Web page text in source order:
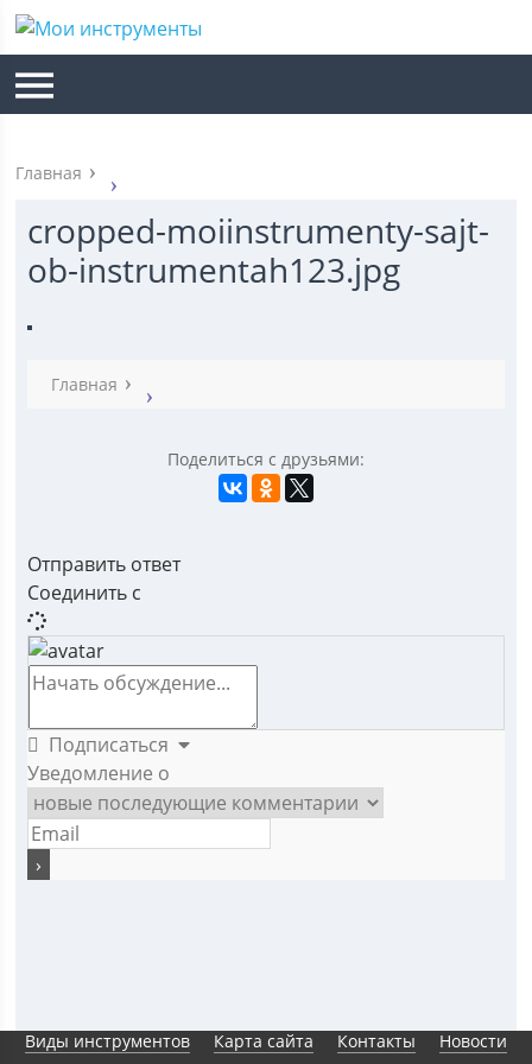
Главная
cropped-moiinstrumenty-sajt-
ob-instrumentah123.jpg
Главная
Поделиться с друзьями:
Отправить ответ
Соединить с
Подписаться
Уведомление о
Виды инструментов Карта сайта Контакты Новости